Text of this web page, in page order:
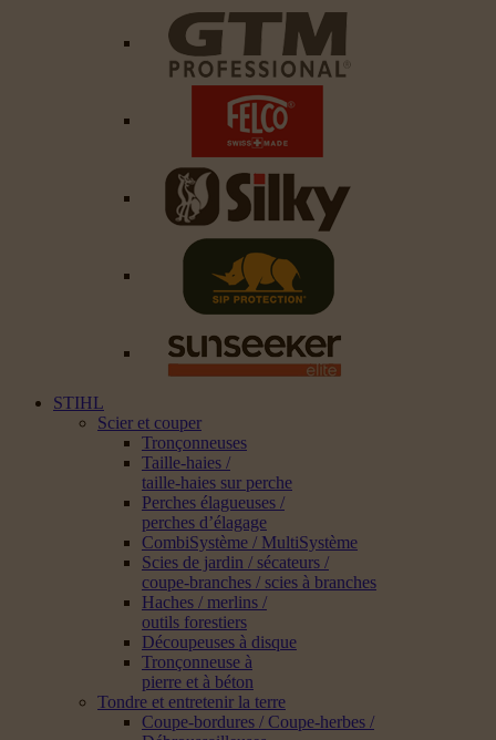
STIHL
Scier et couper
Tronçonneuses
Taille-haies /
taille-haies sur perche
Perches élagueuses /
perches d’élagage
CombiSystème / MultiSystème
Scies de jardin / sécateurs /
coupe-branches / scies à branches
Haches / merlins /
outils forestiers
Découpeuses à disque
Tronçonneuse à
pierre et à béton
Tondre et entretenir la terre
Coupe-bordures / Coupe-herbes /